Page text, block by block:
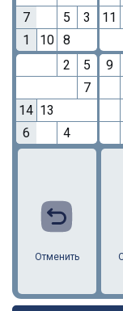
7
5
3
1
10 8
11
2
5
7
14 13
6
4
9
Отменить